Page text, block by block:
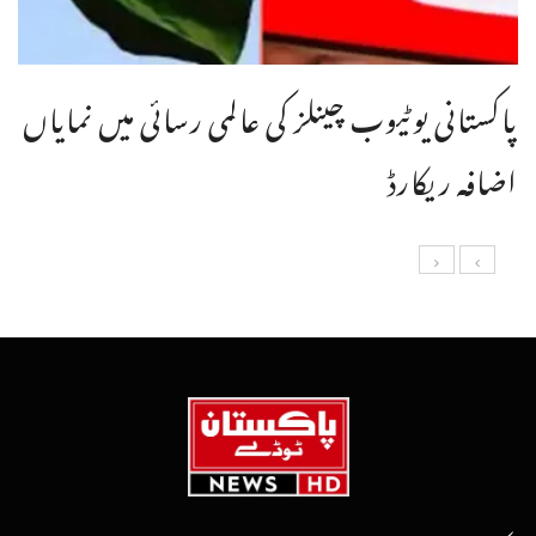
پاکستانی یوٹیوب چینلز کی عالمی رسائی میں نمایاں
اضافہ ریکارڈ